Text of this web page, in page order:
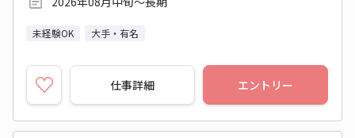
未経験OK 大手・有名
仕事詳細 エントリー